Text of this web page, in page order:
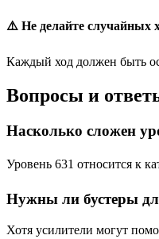
⚠️ Не делайте случайных
Каждый ход должен быть
Вопросы и
Насколько сложен
Уровень 631 относится к
Нужны ли бустеры
Хотя усилители могут